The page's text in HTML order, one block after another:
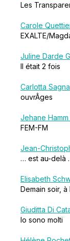
Les
Carole
EXALTE/
Juline Darde
Il était 2 fois
Carlotta Sagna
ouvrÂges
Jehane
FEM-FM
Jean-
… est au-delà
Elisabeth
Demain soir, à
Giuditta Di
Io sono molti